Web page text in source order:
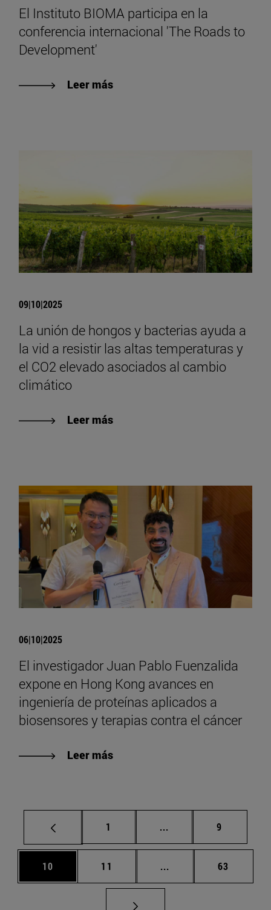
El Instituto BIOMA participa en la
conferencia internacional 'The Roads to
Development'
Leer más
09|10|2025
La unión de hongos y bacterias ayuda a
la vid a resistir las altas temperaturas y
el CO2 elevado asociados al cambio
climático
Leer más
06|10|2025
El investigador Juan Pablo Fuenzalida
expone en Hong Kong avances en
ingeniería de proteínas aplicados a
biosensores y terapias contra el cáncer
Leer más
Página
1 ... Páginas intermedias
Página
9
Página
10 Página
11 ... Páginas intermedias
Página
63